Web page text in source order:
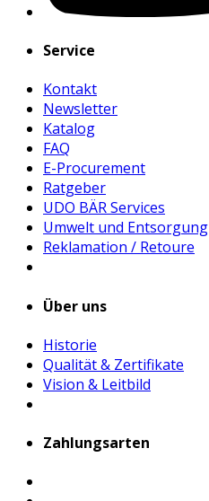
Service
Kontakt
Newsletter
Katalog
FAQ
E-Procurement
Ratgeber
UDO BÄR Services
Umwelt und Entsorgung
Reklamation / Retoure
Über uns
Historie
Qualität & Zertifikate
Vision & Leitbild
Zahlungsarten